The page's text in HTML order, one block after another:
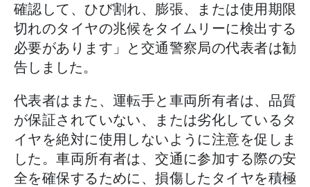
確認して、ひび割れ、膨張、または使用期限
切れのタイヤの兆候をタイムリーに検出する
必要があります」と交通警察局の代表者は勧
告しました。
代表者はまた、運転手と車両所有者は、品質
が保証されていない、または劣化しているタ
イヤを絶対に使用しないように注意を促しま
した。車両所有者は、交通に参加する際の安
全を確保するために、損傷したタイヤを積極